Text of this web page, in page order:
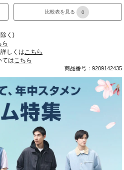
比較表を見る 0
く)
ら
しくはこちら
てはこちら
商品番号：9209142435